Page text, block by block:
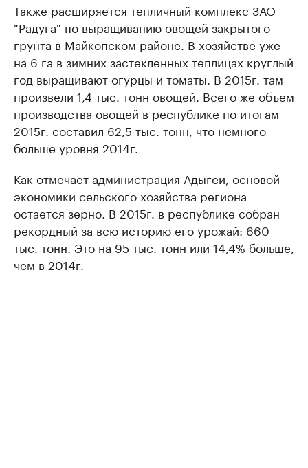
Также расширяется тепличный комплекс ЗАО
"Радуга" по выращиванию овощей закрытого
грунта в Майкопском районе. В хозяйстве уже
на 6 га в зимних застекленных теплицах круглый
год выращивают огурцы и томаты. В 2015г. там
произвели 1,4 тыс. тонн овощей. Всего же объем
производства овощей в республике по итогам
2015г. составил 62,5 тыс. тонн, что немного
больше уровня 2014г.
Как отмечает администрация Адыгеи, основой
экономики сельского хозяйства региона
остается зерно. В 2015г. в республике собран
рекордный за всю историю его урожай: 660
тыс. тонн. Это на 95 тыс. тонн или 14,4% больше,
чем в 2014г.